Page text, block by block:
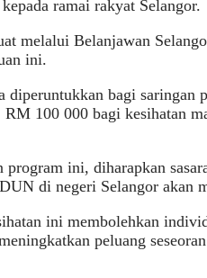
ramai rakyat Selangor.
melalui Belanjawan
ini.
diperuntukkan bagi
RM 100 000 bagi kesihatan
ini, diharapkan
di negeri Selangor akan
ini membolehkan
peluang